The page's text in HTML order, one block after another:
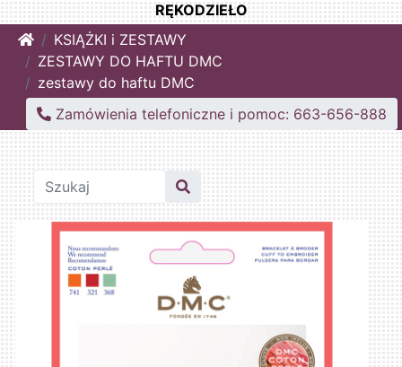
RĘKODZIEŁO
HomeKSIĄŻKI i ZESTAWY
ZESTAWY DO HAFTU DMC
zestawy do haftu DMC
Zamówienia telefoniczne i pomoc: 663-656-888